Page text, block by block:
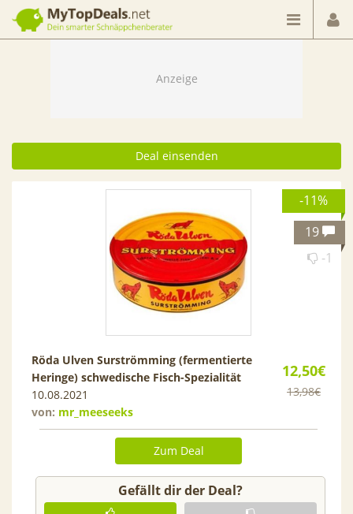
Dein smarter Schnäppchenberater
Deal einsenden
-11%
-1
19
12,50€
13,98€
Röda Ulven Surströmming (fermentierte
Heringe) schwedische Fisch-Spezialität
10.08.2021
von: mr_meeseeks
Zum Deal
Gefällt dir der Deal?